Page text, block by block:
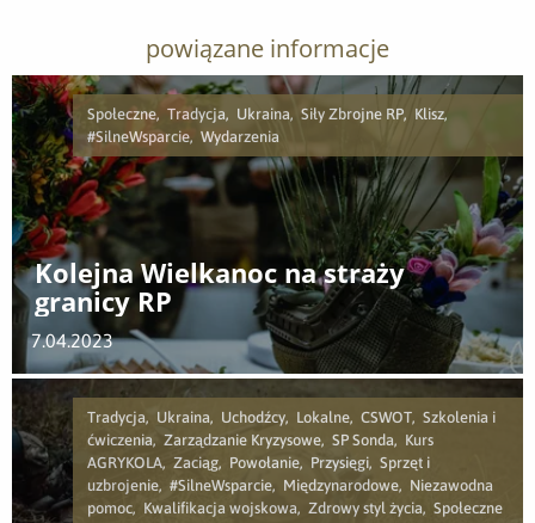
powiązane informacje
Społeczne, Tradycja, Ukraina, Siły Zbrojne RP, Klisz,
#SilneWsparcie, Wydarzenia
Kolejna Wielkanoc na straży
granicy RP
7.04.2023
Tradycja, Ukraina, Uchodźcy, Lokalne, CSWOT, Szkolenia i
ćwiczenia, Zarządzanie Kryzysowe, SP Sonda, Kurs
AGRYKOLA, Zaciąg, Powołanie, Przysięgi, Sprzęt i
uzbrojenie, #SilneWsparcie, Międzynarodowe, Niezawodna
pomoc, Kwalifikacja wojskowa, Zdrowy styl życia, Społeczne